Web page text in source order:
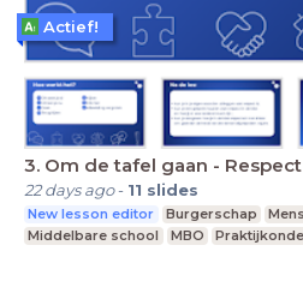
3. Om de tafel gaan -
22 days ago- 11 slides
New lesson editor Burgerschap
Middelbare school
MBO
Actief!